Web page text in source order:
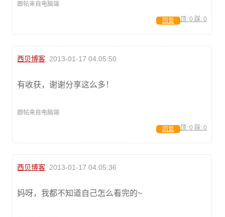
跟帖来自电脑端
顶: 0 踩: 0
回复
西贝博客 2013-01-17 04:05:50
有收获，谢谢分享这么多！
跟帖来自电脑端
顶: 0 踩: 0
回复
西贝博客 2013-01-17 04:05:36
妈呀，我都不知道自己怎么看完的~